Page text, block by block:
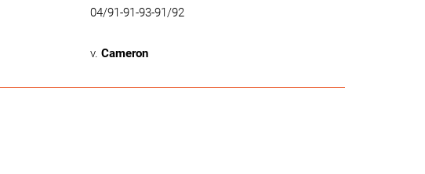
04/91-91-93-91/92
v. Cameron